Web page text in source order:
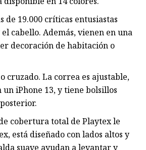
de 19.000 críticas entusiastas
cabello. Además, vienen en una
decoración de habitación o
cruzado. La correa es ajustable,
iPhone 13, y tiene bolsillos
cobertura total de Playtex le
está diseñado con lados altos y
suave ayudan a levantar y